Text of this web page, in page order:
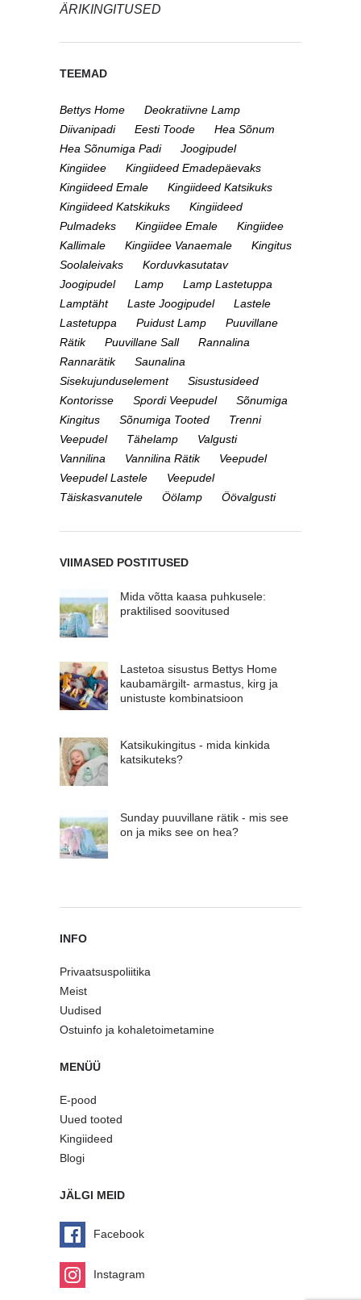
ÄRIKINGITUSED
TEEMAD
Bettys Home
Deokratiivne Lamp
Diivanipadi
Eesti Toode
Hea Sõnum
Hea Sõnumiga Padi
Joogipudel
Kingiidee
Kingiideed Emadepäevaks
Kingiideed Emale
Kingiideed Katsikuks
Kingiideed Katskikuks
Kingiideed
Pulmadeks
Kingiidee Emale
Kingiidee
Kallimale
Kingiidee Vanaemale
Kingitus
Soolaleivaks
Korduvkasutatav
Joogipudel
Lamp
Lamp Lastetuppa
Lamptäht
Laste Joogipudel
Lastele
Lastetuppa
Puidust Lamp
Puuvillane
Rätik
Puuvillane Sall
Rannalina
Rannarätik
Saunalina
Sisekujunduselement
Sisustusideed
Kontorisse
Spordi Veepudel
Sõnumiga
Kingitus
Sõnumiga Tooted
Trenni
Veepudel
Tähelamp
Valgusti
Vannilina
Vannilina Rätik
Veepudel
Veepudel Lastele
Veepudel
Täiskasvanutele
Öölamp Öövalgusti
VIIMASED POSTITUSED
Mida võtta kaasa puhkusele:
praktilised soovitused
Lastetoa sisustus Bettys Home
kaubamärgilt- armastus, kirg ja
unistuste kombinatsioon
Katsikukingitus - mida kinkida
katsikuteks?
Sunday puuvillane rätik - mis see
on ja miks see on hea?
INFO
Privaatsuspoliitika
Meist
Uudised
Ostuinfo ja kohaletoimetamine
MENÜÜ
E-pood
Uued tooted
Kingiideed
Blogi
JÄLGI MEID
Facebook
Instagram